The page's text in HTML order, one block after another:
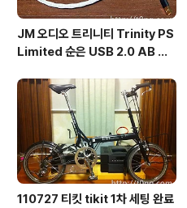
JM 오디오 트리니티 Trinity PS
Limited 순은 USB 2.0 AB 케
110727 티킷 tikit 1차 세팅 완료